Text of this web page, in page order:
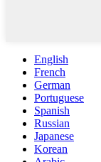
English
French
German
Portuguese
Spanish
Russian
Japanese
Korean